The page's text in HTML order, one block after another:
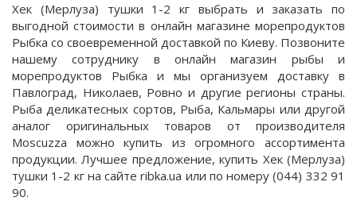
Хек (Мерлуза) тушки 1-2 кг выбрать и заказать по
выгодной стоимости в онлайн магазине морепродуктов
Рыбка со своевременной доставкой по Киеву. Позвоните
нашему сотруднику в онлайн магазин рыбы и
морепродуктов Рыбка и мы организуем доставку в
Павлоград, Николаев, Ровно и другие регионы страны.
Рыба деликатесных сортов, Рыба, Кальмары или другой
аналог оригинальных товаров от производителя
Moscuzza можно купить из огромного ассортимента
продукции. Лучшее предложение, купить Хек (Мерлуза)
тушки 1-2 кг на сайте ribka.ua или по номеру (044) 332 91
90.